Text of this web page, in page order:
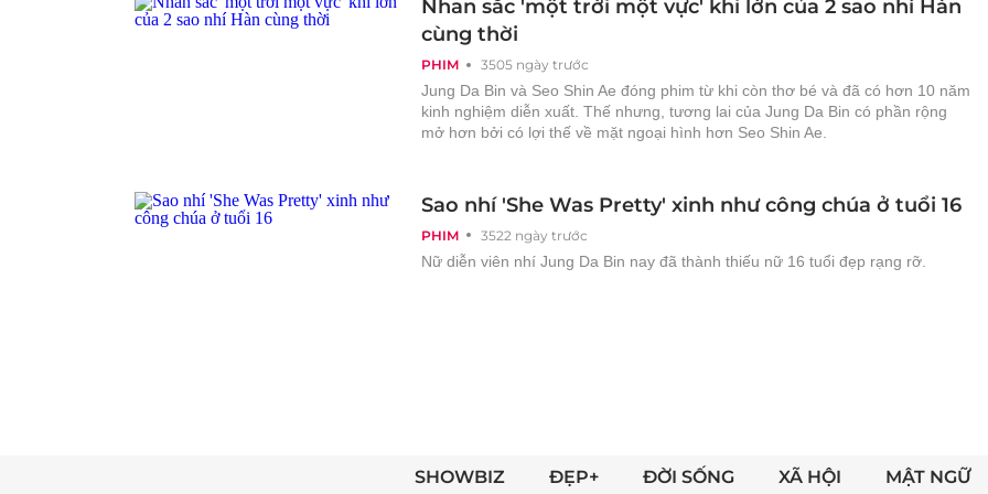
PHIM 3505 ngày trước
Nhan sắc 'một trời một vực' khi lớn của 2 sao nhí Hàn
cùng thời
Jung Da Bin và Seo Shin Ae đóng phim từ khi còn thơ bé và đã có hơn 10 năm
kinh nghiệm diễn xuất. Thế nhưng, tương lai của Jung Da Bin có phần rộng
mở hơn bởi có lợi thế về mặt ngoại hình hơn Seo Shin Ae.
PHIM 3522 ngày trước
Sao nhí 'She Was Pretty' xinh như công chúa ở tuổi 16
Nữ diễn viên nhí Jung Da Bin nay đã thành thiếu nữ 16 tuổi đẹp rạng rỡ.
SHOWBIZ ĐẸP+ ĐỜI SỐNG XÃ HỘI MẬT NGỮ